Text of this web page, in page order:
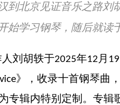
到北京见证音乐之路刘
始学习钢琴，随后就读
刘胡轶于2025年12月 19
》，收录十首钢琴曲
为专辑内特别定制。专